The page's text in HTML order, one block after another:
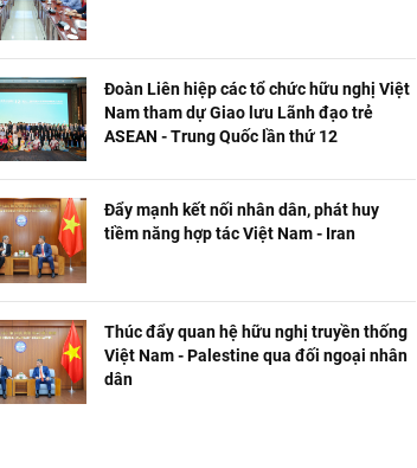
Đoàn Liên hiệp các tổ chức hữu nghị Việt
Nam tham dự Giao lưu Lãnh đạo trẻ
ASEAN - Trung Quốc lần thứ 12
Đẩy mạnh kết nối nhân dân, phát huy
tiềm năng hợp tác Việt Nam - Iran
Thúc đẩy quan hệ hữu nghị truyền thống
Việt Nam - Palestine qua đối ngoại nhân
dân